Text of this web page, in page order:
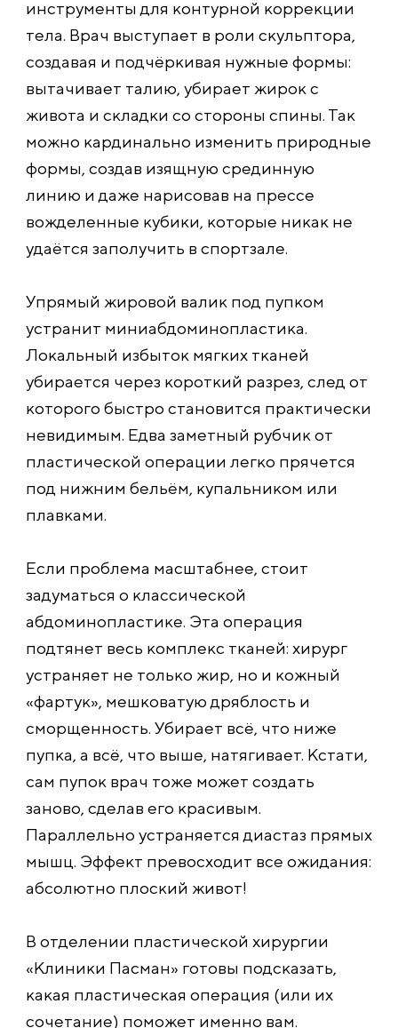
инструменты для контурной коррекции
тела. Врач выступает в роли скульптора,
создавая и подчёркивая нужные формы:
вытачивает талию, убирает жирок с
живота и складки со стороны спины. Так
можно кардинально изменить природные
формы, создав изящную срединную
линию и даже нарисовав на прессе
вожделенные кубики, которые никак не
удаётся заполучить в спортзале.
Упрямый жировой валик под пупком
устранит миниабдоминопластика.
Локальный избыток мягких тканей
убирается через короткий разрез, след от
которого быстро становится практически
невидимым. Едва заметный рубчик от
пластической операции легко прячется
под нижним бельём, купальником или
плавками.
Если проблема масштабнее, стоит
задуматься о классической
абдоминопластике. Эта операция
подтянет весь комплекс тканей: хирург
устраняет не только жир, но и кожный
«фартук», мешковатую дряблость и
сморщенность. Убирает всё, что ниже
пупка, а всё, что выше, натягивает. Кстати,
сам пупок врач тоже может создать
заново, сделав его красивым.
Параллельно устраняется диастаз прямых
мышц. Эффект превосходит все ожидания:
абсолютно плоский живот!
В отделении пластической хирургии
«Клиники Пасман» готовы подсказать,
какая пластическая операция (или их
сочетание) поможет именно вам.